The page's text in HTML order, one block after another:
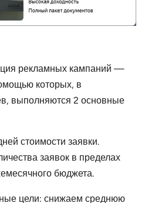
рекламных кампаний —
которых, в
выполняются 2 основные
стоимости заявки.
заявок в пределах
бюджета.
цели: снижаем среднюю